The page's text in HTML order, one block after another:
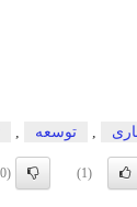
توسعه
(1)
(0)